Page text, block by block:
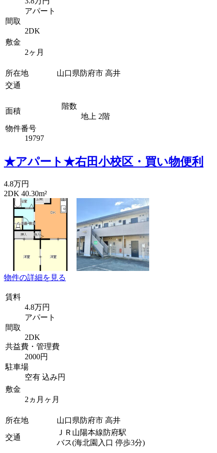
アパート
間取
2DK
敷金
2ヶ月
所在地
山口県防府市 高井
交通
面積
階数
地上 2階
物件番号
19797
★アパート★右田小校区・買い物便利
4.8万円
2DK 40.30m²
物件の詳細を見る
賃料
4.8万円
アパート
間取
2DK
共益費・管理費
2000円
駐車場
空有 込み円
敷金
2ヵ月ヶ月
所在地 山口県防府市 高井
交通
ＪＲ山陽本線防府駅
バス(海北園入口 停歩3分)